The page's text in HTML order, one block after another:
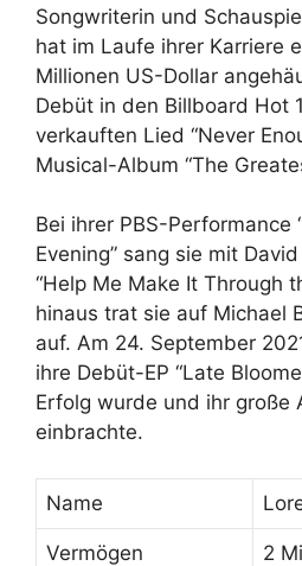
Songwriterin und
hat im Laufe ihrer Karriere
Millionen US-Dollar
Debüt in den Billboard Hot
verkauften Lied “Never
Musical-Album “The
Bei ihrer PBS-Performance
Evening” sang sie mit
“Help Me Make It Through
hinaus trat sie auf Michael
auf. Am 24. September
ihre Debüt-EP “Late
Erfolg wurde und ihr große
einbrachte.
Name
Vermögen 2